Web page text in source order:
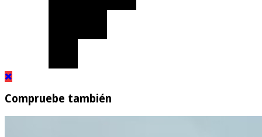
Compruebe también